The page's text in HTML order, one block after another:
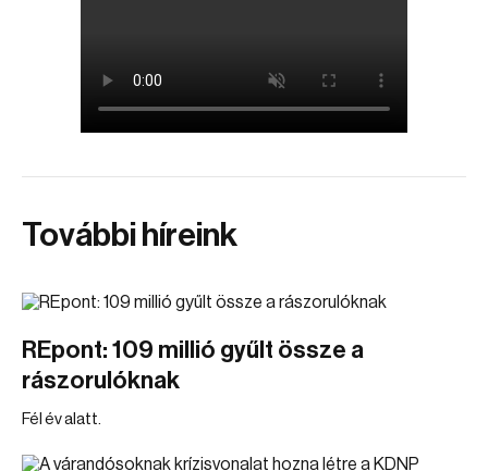
További híreink
REpont: 109 millió gyűlt össze a
rászorulóknak
Fél év alatt.